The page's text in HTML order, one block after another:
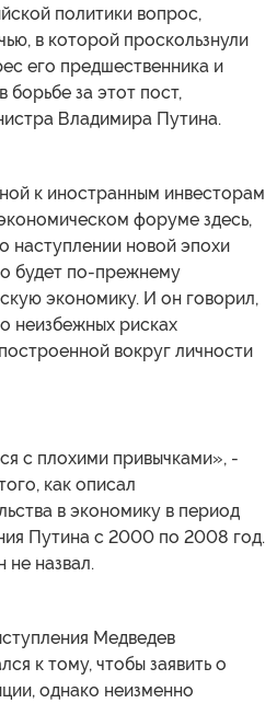
политики вопрос,
в которой проскользнули
его предшественника и
за этот пост,
Владимира Путина.
к иностранным инвесторам
форуме здесь,
наступлении новой эпохи
будет по-прежнему
экономику. И он говорил,
неизбежных рисках
вокруг личности
с плохими привычками», -
как описал
в экономику в период
Путина с 2000 по 2008 год.
назвал.
Медведев
к тому, чтобы заявить о
однако неизменно